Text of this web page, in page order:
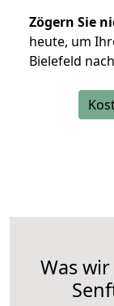
Zögern Sie
heute, um
Bielefeld
Was